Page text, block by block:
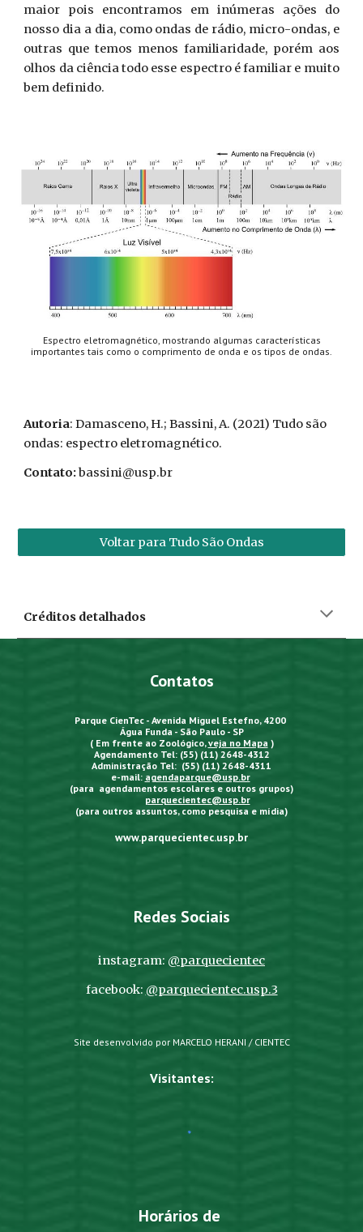
maior pois encontramos em inúmeras ações do
nosso dia a dia, como ondas de rádio, micro-ondas, e
outras que temos menos familiaridade, porém aos
olhos da ciência todo esse espectro é familiar e muito
bem definido.
Espectro eletromagnético, mostrando algumas características
importantes tais como o comprimento de onda e os tipos de ondas.
Autoria: Damasceno, H.; Bassini, A. (2021) Tudo são
ondas: espectro eletromagnético.
Contato:bassini@usp.br
Voltar para Tudo São Ondas
Créditos detalhados
Contatos
Parque CienTec - Avenida Miguel Estefno, 4200
Água Funda - São Paulo - SP
( Em frente ao Zoológico,veja no Mapa )
Agendamento Tel: (55) (11) 2648-4312
Administração Tel: (55) (11) 2648-4311
e-mail: agendaparque@usp.br
(para agendamentos escolares e outros grupos)
parquecientec@usp.br
(para outros assuntos, como pesquisa e mídia)
www.parquecientec.usp.br
Redes Sociais
instagram: @parquecientec
facebook: @parquecientec.usp.3
Site desenvolvido por MARCELO HERANI / CIENTEC
Visitantes:
Horários de